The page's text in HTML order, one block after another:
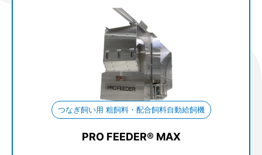
つなぎ飼い用 粗飼料・配合飼料自動給飼機
PRO FEEDER® MAX